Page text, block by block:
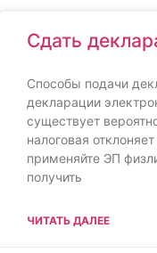
Сдать
Способы подачи
декларации
существует
налоговая
применяйте ЭП
получить
ЧИТАТЬ ДАЛЕЕ